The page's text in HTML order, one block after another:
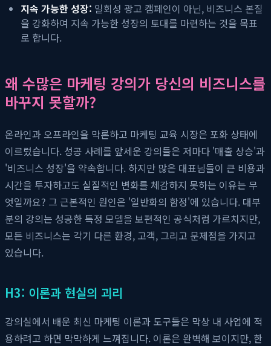
지속 가능한 성장: 일회성 광고 캠페인이 아닌, 비즈니스 본질
을 강화하여 지속 가능한 성장의 토대를 마련하는 것을 목표
로 합니다.
왜 수많은 마케팅 강의가 당신의 비즈니스를
바꾸지 못할까?
온라인과 오프라인을 막론하고 마케팅 교육 시장은 포화 상태에
이르렀습니다. 성공 사례를 앞세운 강의들은 저마다 '매출 상승'과
'비즈니스 성장'을 약속합니다. 하지만 많은 대표님들이 큰 비용과
시간을 투자하고도 실질적인 변화를 체감하지 못하는 이유는 무
엇일까요? 그 근본적인 원인은 '일반화의 함정'에 있습니다. 대부
분의 강의는 성공한 특정 모델을 보편적인 공식처럼 가르치지만,
모든 비즈니스는 각기 다른 환경, 고객, 그리고 문제점을 가지고
있습니다.
H3: 이론과 현실의 괴리
강의실에서 배운 최신 마케팅 이론과 도구들은 막상 내 사업에 적
용하려고 하면 막막하게 느껴집니다. 이론은 완벽해 보이지만, 한